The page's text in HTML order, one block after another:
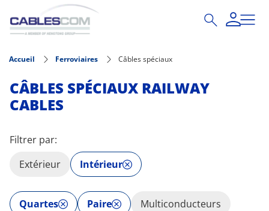
Aller au contenu principal
Accueil Ferroviaires Câbles spéciaux
CÂBLES SPÉCIAUX RAILWAY
CABLES
Filtrer par:
Extérieur
Intérieur
Quartes Paire Multiconducteurs